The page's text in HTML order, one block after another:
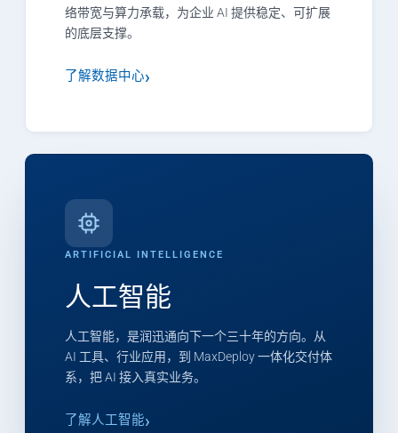
络带宽与算力承载，为企业 AI 提供稳定、可扩展
的底层支撑。
了解数据中心
ARTIFICIAL INTELLIGENCE
人工智能
人工智能，是润迅通向下一个三十年的方向。从
AI 工具、行业应用，到 MaxDeploy 一体化交付体
系，把 AI 接入真实业务。
了解人工智能